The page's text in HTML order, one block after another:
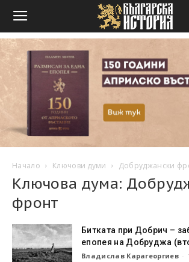
Начало Ключови думи Добруджански
Ключова дума:
фронт
Битката при Добрич –
епопея на Добруджа
Владислав Карагеоргиев -